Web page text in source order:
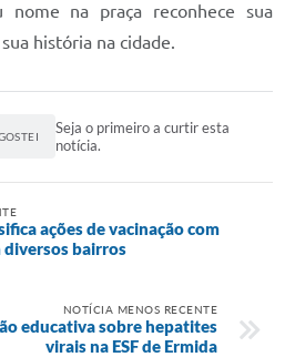
nome na praça reconhece sua
história na cidade.
Seja o primeiro a curtir esta
notícia.
ações de vacinação com
bairros
NOTÍCIA MENOS RECENTE
educativa sobre hepatites
virais na ESF de Ermida